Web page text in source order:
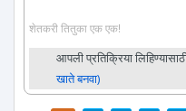
शेतकरी तितुका एक एक!
आपली प्रतिक्रिया
खाते बनवा)